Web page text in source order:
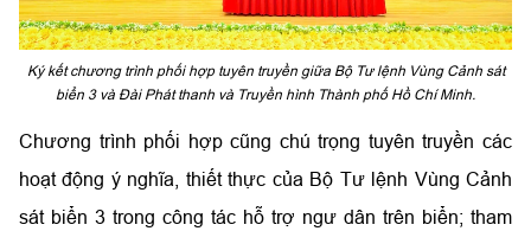
Ký kết chương trình phối hợp tuyên truyền giữa Bộ Tư lệnh Vùng Cảnh sát
biển 3 và Đài Phát thanh và Truyền hình Thành phố Hồ Chí Minh.
Chương trình phối hợp cũng chú trọng tuyên truyền các
hoạt động ý nghĩa, thiết thực của Bộ Tư lệnh Vùng Cảnh
sát biển 3 trong công tác hỗ trợ ngư dân trên biển; tham